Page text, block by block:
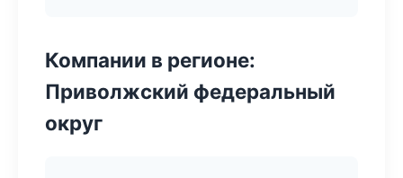
Компании в регионе:
Приволжский федеральный
округ